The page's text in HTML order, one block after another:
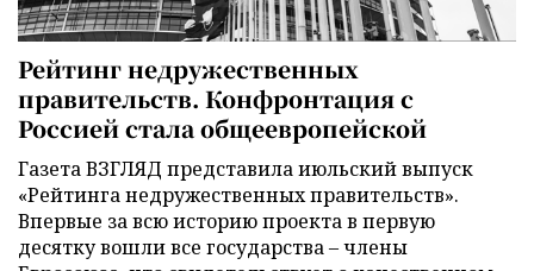
Рейтинг недружественных
правительств. Конфронтация с
Россией стала общеевропейской
Газета ВЗГЛЯД представила июльский выпуск
«Рейтинга недружественных правительств».
Впервые за всю историю проекта в первую
десятку вошли все государства – члены